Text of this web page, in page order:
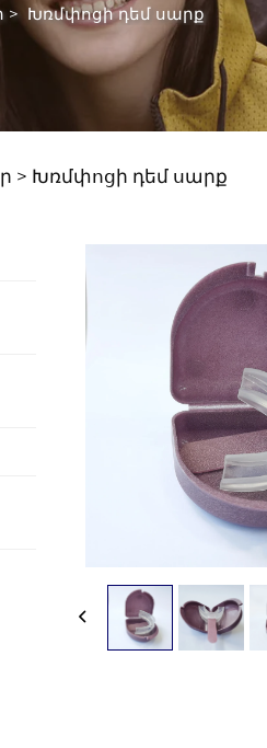
> Խռմփոցի դեմ սարք
> Խռմփոցի դեմ սարք